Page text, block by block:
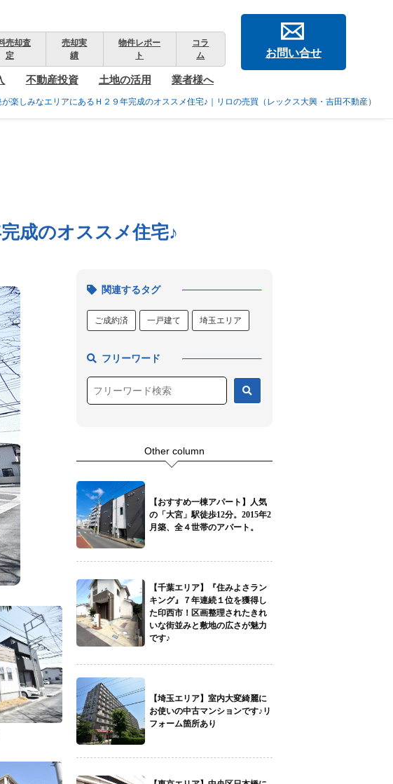
楽しみなエリアにあるＨ２９年完成のオススメ住宅♪｜リロの売買（レックス大興・吉田不動産）
売却査
定
売却実
績
物件レポー
ト
コラ
ム
不動産投資 土地の活用 業者様へ
お問い合せ
成のオススメ住宅♪
関連するタグ
ご成約済 一戸建て 埼玉エリア
フリーワード
Other column
【おすすめ一棟アパート】人気
の「大宮」駅徒歩12分。2015年2
月築、全４世帯のアパート。
【千葉エリア】『住みよさラン
キング』７年連続１位を獲得し
た印西市！区画整理されたきれ
いな街並みと敷地の広さが魅力
です♪
【埼玉エリア】室内大変綺麗に
お使いの中古マンションです♪リ
フォーム箇所あり